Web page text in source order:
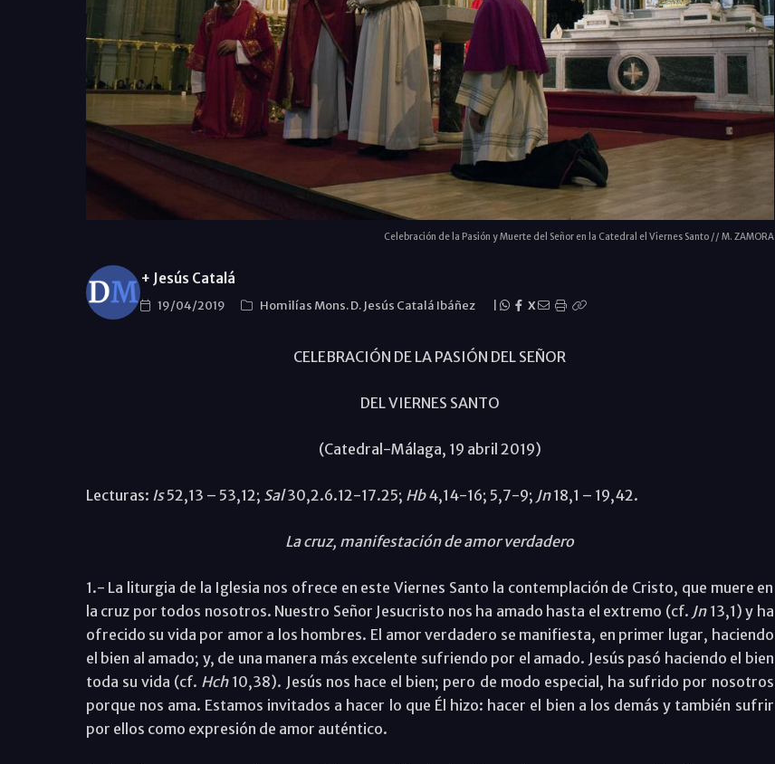
Celebración de la Pasión y Muerte del Señor en la Catedral el Viernes Santo // M. ZAMORA
+ Jesús Catalá
19/04/2019 Homilías Mons. D. Jesús Catalá Ibáñez X
CELEBRACIÓN DE LA PASIÓN DEL SEÑOR
DEL VIERNES SANTO
(Catedral-Málaga, 19 abril 2019)
Lecturas: Is52,13 – 53,12; Sal30,2.6.12-17.25; Hb4,14-16; 5,7-9; Jn18,1 – 19,42.
La cruz, manifestación de amor verdadero
1.- La liturgia de la Iglesia nos ofrece en este Viernes Santo la contemplación de Cristo, que muere en
la cruz por todos nosotros. Nuestro Señor Jesucristo nos ha amado hasta el extremo (cf. Jn13,1) y ha
ofrecido su vida por amor a los hombres. El amor verdadero se manifiesta, en primer lugar, haciendo
el bien al amado; y, de una manera más excelente sufriendo por el amado. Jesús pasó haciendo el bien
toda su vida (cf. Hch10,38). Jesús nos hace el bien; pero de modo especial, ha sufrido por nosotros
porque nos ama. Estamos invitados a hacer lo que Él hizo: hacer el bien a los demás y también sufrir
por ellos como expresión de amor auténtico.